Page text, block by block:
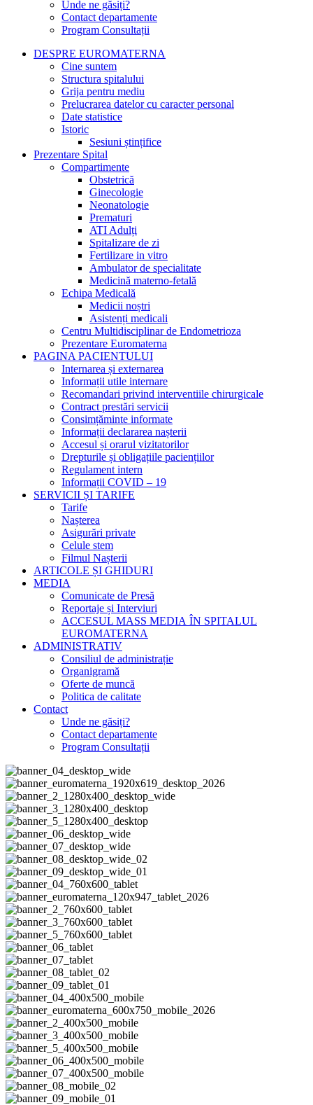
Unde ne găsiți?
Contact departamente
Program Consultații
DESPRE EUROMATERNA
Cine suntem
Structura spitalului
Grija pentru mediu
Prelucrarea datelor cu caracter personal
Date statistice
Istoric
Sesiuni ștințifice
Prezentare Spital
Compartimente
Obstetrică
Ginecologie
Neonatologie
Prematuri
ATI Adulți
Spitalizare de zi
Fertilizare in vitro
Ambulator de specialitate
Medicină materno-fetală
Echipa Medicală
Medicii noștri
Asistenți medicali
Centru Multidisciplinar de Endometrioza
Prezentare Euromaterna
PAGINA PACIENTULUI
Internarea și externarea
Informații utile internare
Recomandari privind interventiile chirurgicale
Contract prestări servicii
Consimțăminte informate
Informații declararea nașterii
Accesul și orarul vizitatorilor
Drepturile și obligațiile paciențiilor
Regulament intern
Informații COVID – 19
SERVICII ȘI TARIFE
Tarife
Nașterea
Asigurări private
Celule stem
Filmul Nașterii
ARTICOLE ȘI GHIDURI
MEDIA
Comunicate de Presă
Reportaje și Interviuri
ACCESUL MASS MEDIA ÎN SPITALUL
EUROMATERNA
ADMINISTRATIV
Consiliul de administrație
Organigramă
Oferte de muncă
Politica de calitate
Contact
Unde ne găsiți?
Contact departamente
Program Consultații